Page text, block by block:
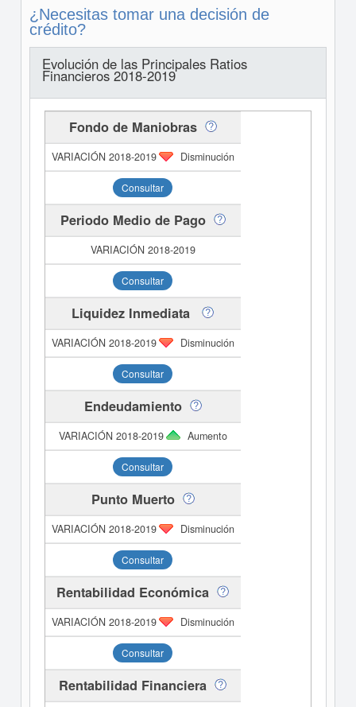
¿Necesitas tomar una decisión de
crédito?
Evolución de las Principales Ratios
Financieros 2018-2019
Fondo de Maniobras
Disminución
Consultar
Periodo Medio de Pago
Consultar
Liquidez Inmediata
Disminución
Consultar
Endeudamiento
Aumento
Consultar
Punto Muerto
Disminución
Consultar
Rentabilidad Económica
Disminución
Consultar
Rentabilidad Financiera